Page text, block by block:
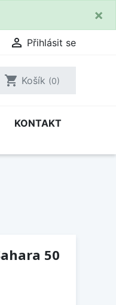
×
 Přihlásit se
shopping_cart Košík (0)
KONTAKT
50